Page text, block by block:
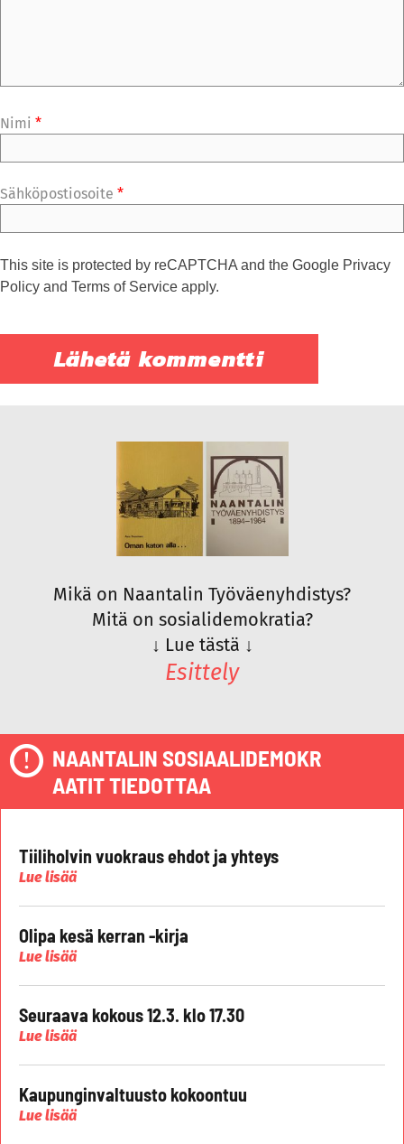
Nimi *
Sähköpostiosoite *
This site is protected by reCAPTCHA and the Google Privacy
Policy and Terms of Service apply.
Mikä on Naantalin Työväenyhdistys?
Mitä on sosialidemokratia?
↓ Lue tästä ↓
Esittely
NAANTALIN SOSIAALIDEMOKR
AATIT TIEDOTTAA
Tiiliholvin vuokraus ehdot ja yhteys
Lue lisää
Olipa kesä kerran -kirja
Lue lisää
Seuraava kokous 12.3. klo 17.30
Lue lisää
Kaupunginvaltuusto kokoontuu
Lue lisää